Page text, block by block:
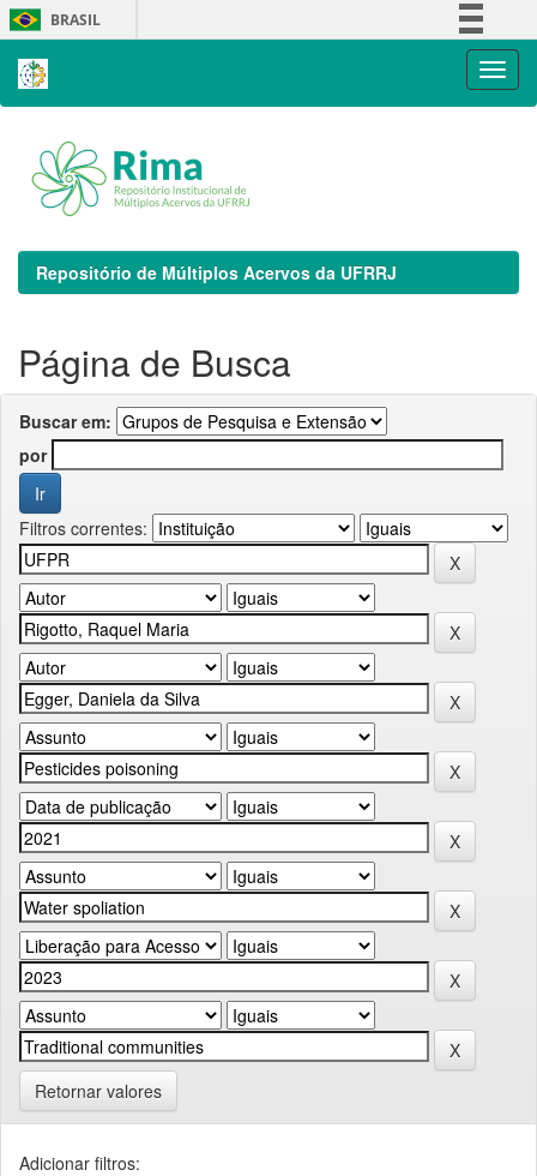
Skip
navigation
BRASIL
Repositório de Múltiplos Acervos da UFRRJ
Página de Busca
Buscar em:
por
Filtros correntes:
Retornar valores
Adicionar filtros: